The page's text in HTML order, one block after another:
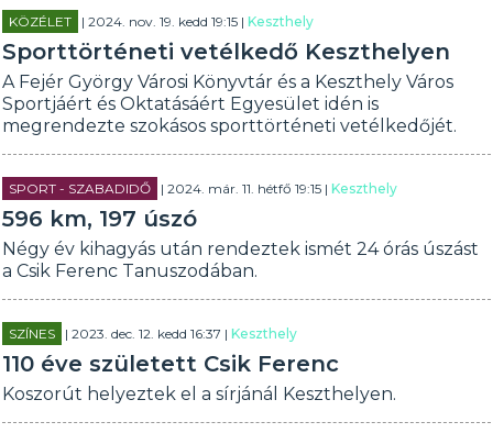
KÖZÉLET | 2024. nov. 19. kedd 19:15 |Keszthely
Sporttörténeti vetélkedő Keszthelyen
A Fejér György Városi Könyvtár és a Keszthely Város
Sportjáért és Oktatásáért Egyesület idén is
megrendezte szokásos sporttörténeti vetélkedőjét.
SPORT - SZABADIDŐ | 2024. már. 11. hétfő 19:15 |Keszthely
596 km, 197 úszó
Négy év kihagyás után rendeztek ismét 24 órás úszást
a Csik Ferenc Tanuszodában.
SZÍNES | 2023. dec. 12. kedd 16:37 |Keszthely
110 éve született Csik Ferenc
Koszorút helyeztek el a sírjánál Keszthelyen.